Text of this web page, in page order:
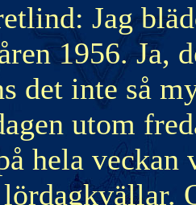
Jag
1956. Ja,
det inte så
utom
hela veckan